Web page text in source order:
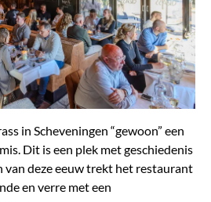
in Scheveningen “gewoon” een
Dit is een plek met geschiedenis
van deze eeuw trekt het restaurant
en verre met een